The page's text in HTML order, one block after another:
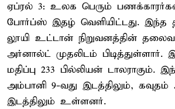
ஏப்ரல் 3: உலக பெரும்
போர்ப்ஸ் இதழ் வெளியிட்டது. இந்த
லூயி உட்டான் நிறுவனத்தின்
அர்னால்ட் முதலிடம் பிடித்துள்ளார்.
மதிப்பு 233 பில்லியன் டாலராகும்.
அம்பானி 9-வது இடத்திலும், கவுதம்
இடத்திலும் உள்ளனர்.